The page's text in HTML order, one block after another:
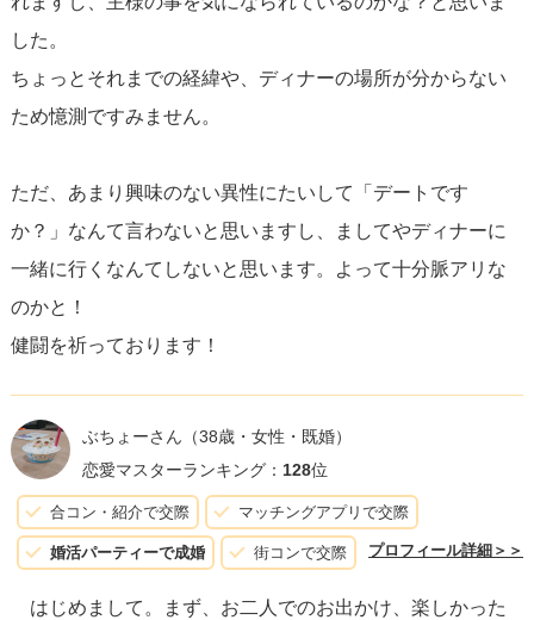
くチャンスと考えることができます。ポイントは、相互の
意図を正直に共有する
感情を尊重しながら関係を深めることが可能になります。
した。
ちょっとそれまでの経緯や、ディナーの場所が分からない
ため憶測ですみません。
ただ、あまり興味のない異性にたいして「デートです
か？」なんて言わないと思いますし、ましてやディナーに
一緒に行くなんてしないと思います。よって十分脈アリな
のかと！
健闘を祈っております！
ぶちょーさん （38歳・女性・既婚）
恋愛マスターランキング： 128位
合コン・紹介で交際 マッチングアプリで交際
婚活パーティーで成婚 街コンで交際 プロフィール詳細＞＞
はじめまして。まず、お二人でのお出かけ、楽しかった